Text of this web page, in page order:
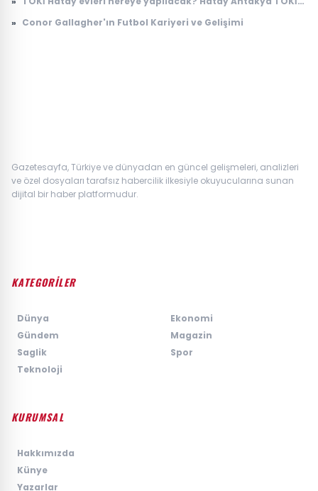
» Conor Gallagher'ın Futbol Kariyeri ve Gelişimi
Gazetesayfa, Türkiye ve dünyadan en güncel gelişmeleri, analizleri
ve özel dosyaları tarafsız habercilik ilkesiyle okuyucularına sunan
dijital bir haber platformudur.
KATEGORİLER
Dünya
Ekonomi
Gündem
Magazin
Saglik
Spor
Teknoloji
KURUMSAL
Hakkımızda
Künye
Yazarlar